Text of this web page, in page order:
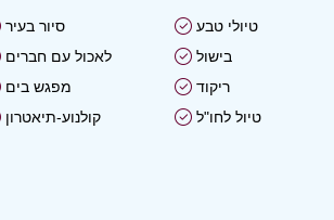
סיור בעיר טיולי טבע
לאכול עם חברים
בישול
מפגש בים
ריקוד
קולנוע-תיאטרון
טיול לחו"ל